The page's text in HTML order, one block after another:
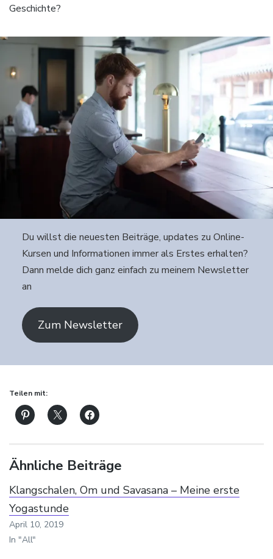
Geschichte?
Du willst die neuesten Beiträge, updates zu Online-
Kursen und Informationen immer als Erstes erhalten?
Dann melde dich ganz einfach zu meinem Newsletter
an
Zum Newsletter
Teilen mit:
Ähnliche Beiträge
Klangschalen, Om und Savasana – Meine erste
Yogastunde
April 10, 2019
In "All"